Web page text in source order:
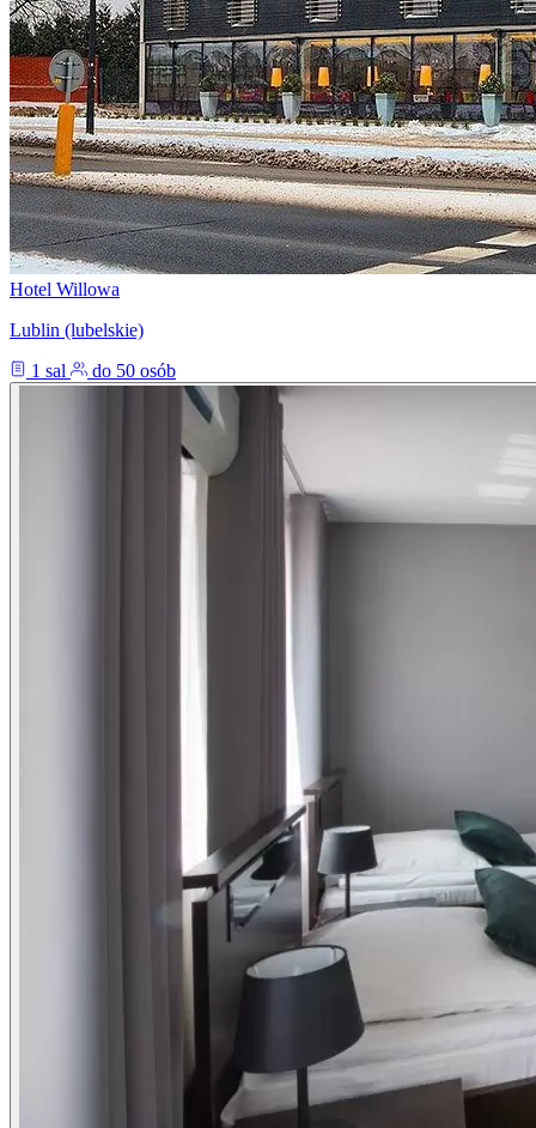
Hotel Willowa
Lublin (lubelskie)
1 sal
do 50 osób